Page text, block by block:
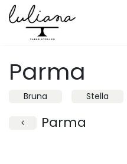
Ir al contenido
Parma
Bruna Stella
Parma